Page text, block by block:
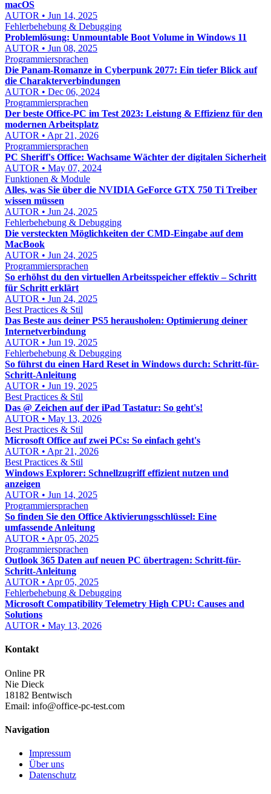
macOS
AUTOR • Jun 14, 2025
Fehlerbehebung & Debugging
Problemlösung: Unmountable Boot Volume in Windows 11
AUTOR • Jun 08, 2025
Programmiersprachen
Die Panam-Romanze in Cyberpunk 2077: Ein tiefer Blick auf
die Charakterverbindungen
AUTOR • Dec 06, 2024
Programmiersprachen
Der beste Office-PC im Test 2023: Leistung & Effizienz für den
modernen Arbeitsplatz
AUTOR • Apr 21, 2026
Programmiersprachen
PC Sheriff's Office: Wachsame Wächter der digitalen Sicherheit
AUTOR • May 07, 2024
Funktionen & Module
Alles, was Sie über die NVIDIA GeForce GTX 750 Ti Treiber
wissen müssen
AUTOR • Jun 24, 2025
Fehlerbehebung & Debugging
Die versteckten Möglichkeiten der CMD-Eingabe auf dem
MacBook
AUTOR • Jun 24, 2025
Programmiersprachen
So erhöhst du den virtuellen Arbeitsspeicher effektiv – Schritt
für Schritt erklärt
AUTOR • Jun 24, 2025
Best Practices & Stil
Das Beste aus deiner PS5 herausholen: Optimierung deiner
Internetverbindung
AUTOR • Jun 19, 2025
Fehlerbehebung & Debugging
So führst du einen Hard Reset in Windows durch: Schritt-für-
Schritt-Anleitung
AUTOR • Jun 19, 2025
Best Practices & Stil
Das @ Zeichen auf der iPad Tastatur: So geht's!
AUTOR • May 13, 2026
Best Practices & Stil
Microsoft Office auf zwei PCs: So einfach geht's
AUTOR • Apr 21, 2026
Best Practices & Stil
Windows Explorer: Schnellzugriff effizient nutzen und
anzeigen
AUTOR • Jun 14, 2025
Programmiersprachen
So finden Sie den Office Aktivierungsschlüssel: Eine
umfassende Anleitung
AUTOR • Apr 05, 2025
Programmiersprachen
Outlook 365 Daten auf neuen PC übertragen: Schritt-für-
Schritt-Anleitung
AUTOR • Apr 05, 2025
Fehlerbehebung & Debugging
Microsoft Compatibility Telemetry High CPU: Causes and
Solutions
AUTOR • May 13, 2026
Kontakt
Online PR
Nie Dieck
18182 Bentwisch
Email: info@office-pc-test.com
Navigation
Impressum
Über uns
Datenschutz